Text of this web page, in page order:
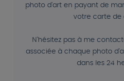
photo d'art en payant de
votre carte de
N'hésitez pas à me
associée à chaque photo
dans les 24